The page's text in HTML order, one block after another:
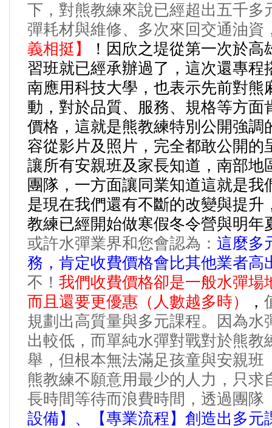
下，對熊教練來說已經超出五千多
彈耗材與維修、多次來回交通油資
義相挺】
！因欣之堤從第一次於
習班就已經承辦過了，這次還專程
南應用科技大學，也表示先前對熊
動，對於品質、服務、規格等方面
價格，這就是熊教練特別公開強調
容從影片及照片，完全都敢公開的
讓所有安親班及家長知道，南部地
團隊，一方面讓同業知道這就是我
是現在我們還有不斷的改變與提升
教練已經開始做寒假冬令營與明年
或許水彈業界和您會認為： 這麼多
務，肯定收費價格會比其他業者高
不！ 我們收費價格卻是一般水彈場
而且還要更優惠（人數越多時）
，
規劃出高質量與多元課程。因為水
出較低，而單純水彈對戰對於熊教
舉，但根本無法滿足孩童與安親班
熊教練不願意用最少的人力，只求
長時間等待而浪費時間，透過團隊
設備】、【專業流程】創造出多元